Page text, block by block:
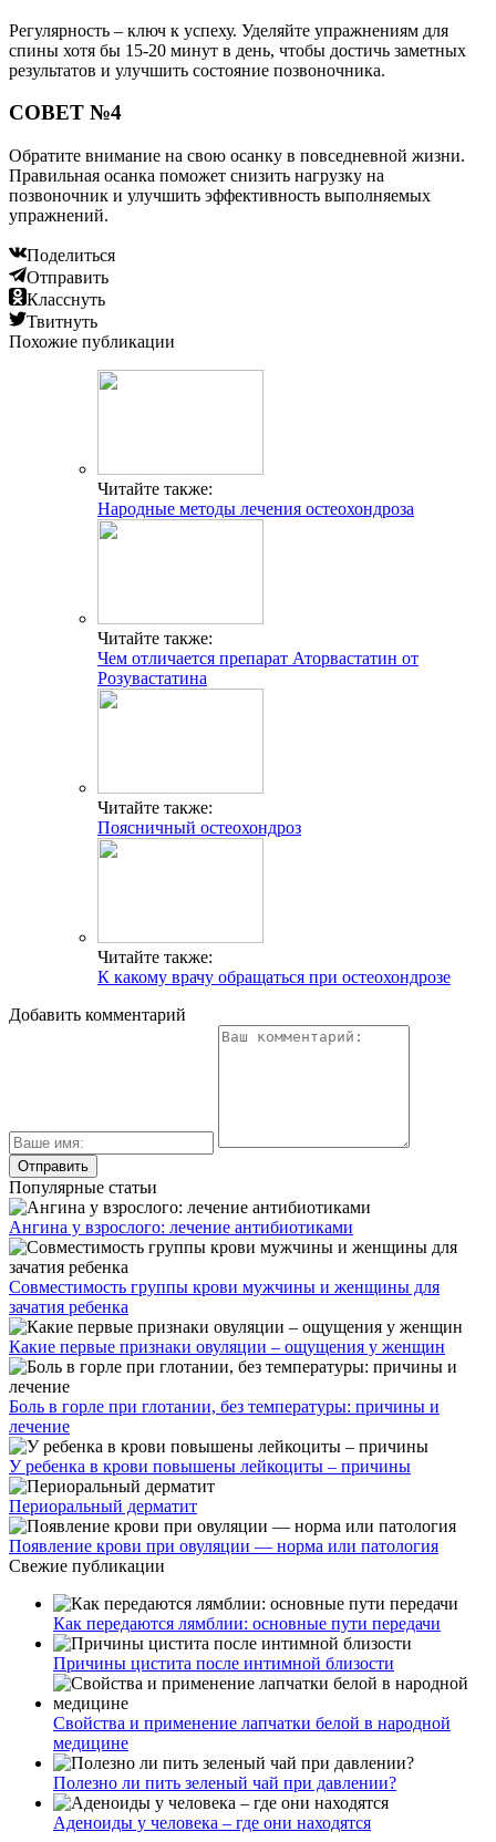
Регулярность – ключ к успеху. Уделяйте упражнениям для
спины хотя бы 15-20 минут в день, чтобы достичь заметных
результатов и улучшить состояние позвоночника.
СОВЕТ №4
Обратите внимание на свою осанку в повседневной жизни.
Правильная осанка поможет снизить нагрузку на
позвоночник и улучшить эффективность выполняемых
упражнений.
Поделиться
Отправить
Класснуть
Твитнуть
Похожие публикации
Читайте также:
Народные методы лечения остеохондроза
Читайте также:
Чем отличается препарат Аторвастатин от
Розувастатина
Читайте также:
Поясничный остеохондроз
Читайте также:
К какому врачу обращаться при остеохондрозе
Добавить комментарий
Популярные статьи
Ангина у взрослого: лечение антибиотиками
Совместимость группы крови мужчины и женщины для
зачатия ребенка
Какие первые признаки овуляции – ощущения у женщин
Боль в горле при глотании, без температуры: причины и
лечение
У ребенка в крови повышены лейкоциты – причины
Периоральный дерматит
Появление крови при овуляции — норма или патология
Свежие публикации
Как передаются лямблии: основные пути передачи
Причины цистита после интимной близости
Свойства и применение лапчатки белой в народной
медицине
Полезно ли пить зеленый чай при давлении?
Аденоиды у человека – где они находятся